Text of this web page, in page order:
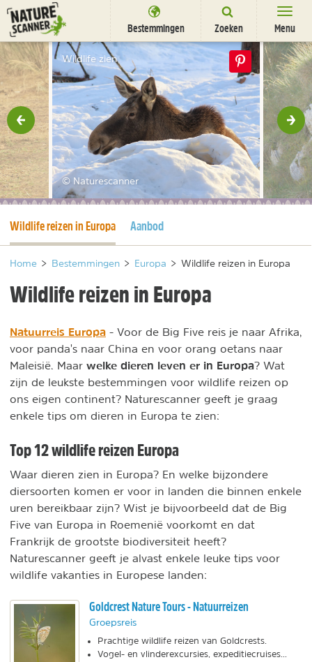
Ga
naar
content
Bestemmingen Zoeken Menu
Bestemmingen
Overnachten
Activiteiten
Natuurparken
Dieren
Nieuwsbrief Uitgelicht
Wildlife zien
© Naturescanner
Huidige pagina
Wildlife reizen in Europa Aanbod
Home > Bestemmingen > Europa > Wildlife reizen in Europa
Wildlife reizen in Europa
Natuurreis Europa - Voor de Big Five reis je naar Afrika,
voor panda's naar China en voor orang oetans naar
Maleisië. Maar welke dieren leven er in Europa? Wat
zijn de leukste bestemmingen voor wildlife reizen op
ons eigen continent? Naturescanner geeft je graag
enkele tips om dieren in Europa te zien:
Top 12 wildlife reizen Europa
Waar dieren zien in Europa? En welke bijzondere
diersoorten komen er voor in landen die binnen enkele
uren bereikbaar zijn? Wist je bijvoorbeeld dat de Big
Five van Europa in Roemenië voorkomt en dat
Frankrijk de grootste biodiversiteit heeft?
Naturescanner geeft je alvast enkele leuke tips voor
wildlife vakanties in Europese landen:
Goldcrest Nature Tours - Natuurreizen
Groepsreis
Prachtige wildlife reizen van Goldcrests.
Vogel- en vlinderexcursies, expeditiecruises...